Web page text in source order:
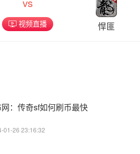
视频直播 悍匪
：传奇sf如何刷币最快
01-26 23:16:32